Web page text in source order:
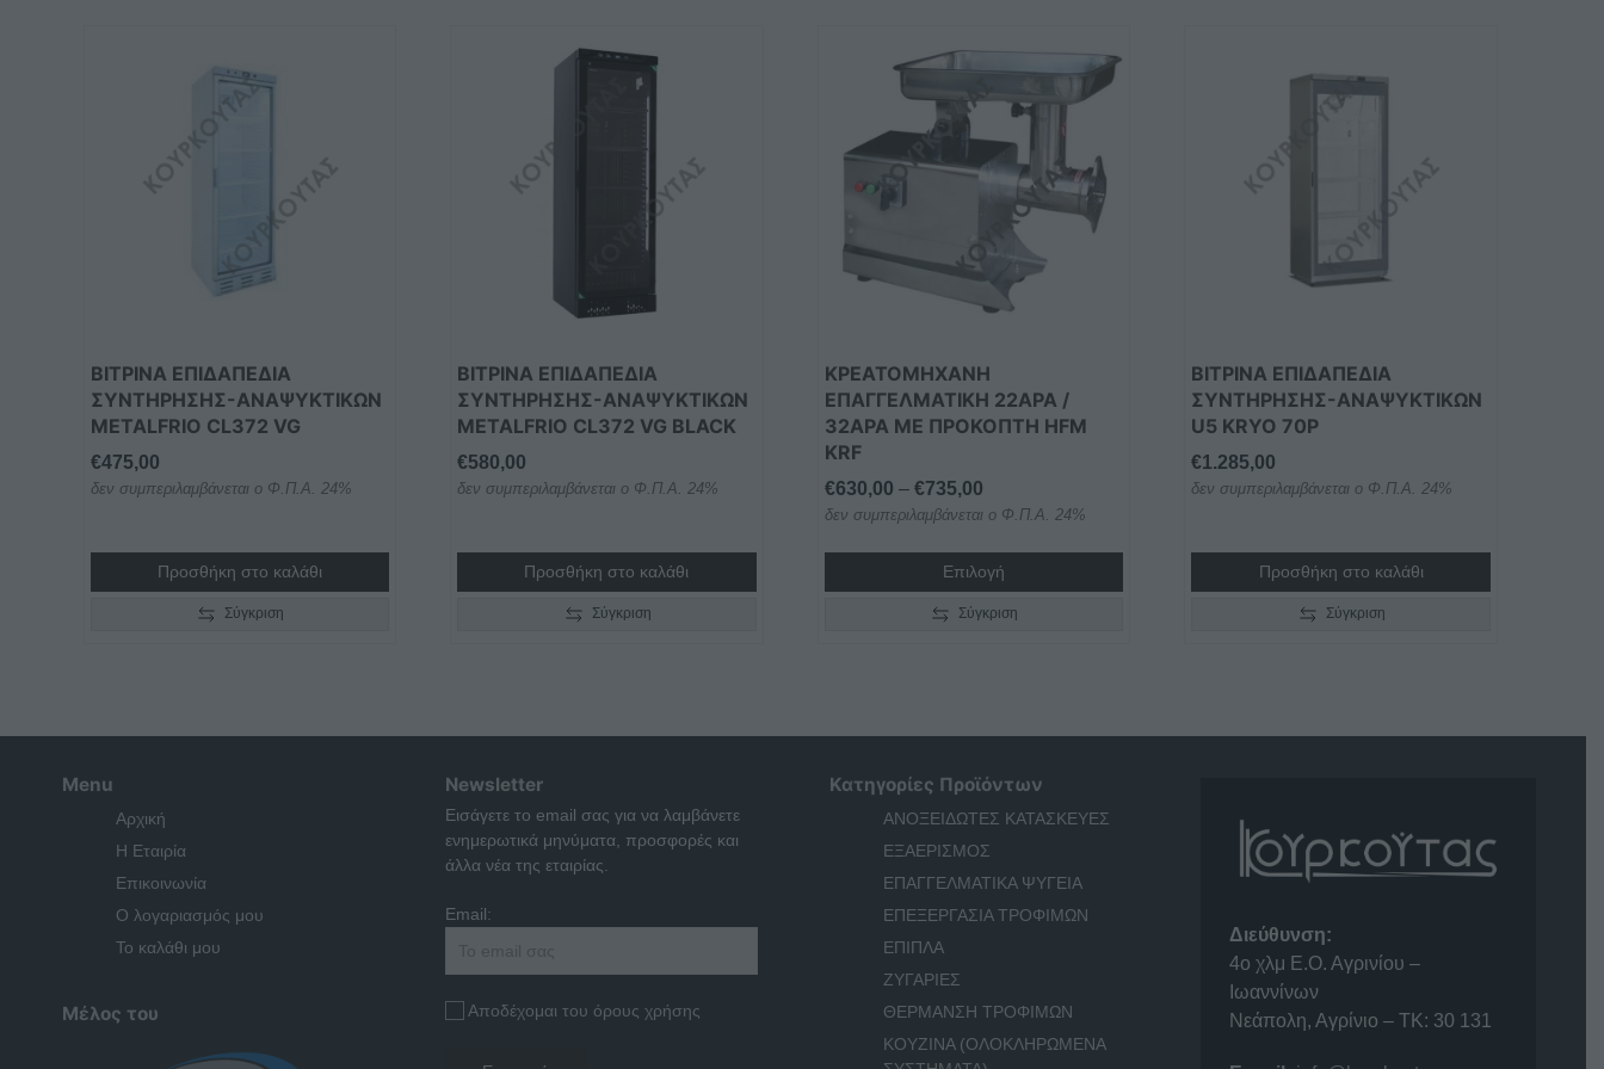
ΒΙΤΡΙΝΑ ΕΠΙΔΑΠΕΔΙΑ
ΣΥΝΤΗΡΗΣΗΣ-ΑΝΑΨΥΚΤΙΚΩΝ
METALFRIO CL372 VG
€475,00
δεν συμπεριλαμβάνεται ο Φ.Π.Α. 24%
Προσθήκη στο καλάθι
Σύγκριση
ΒΙΤΡΙΝΑ ΕΠΙΔΑΠΕΔΙΑ
ΣΥΝΤΗΡΗΣΗΣ-ΑΝΑΨΥΚΤΙΚΩΝ
METALFRIO CL372 VG BLACK
€580,00
δεν συμπεριλαμβάνεται ο Φ.Π.Α. 24%
Προσθήκη στο καλάθι
Σύγκριση
ΚΡΕΑΤΟΜΗΧΑΝΗ
ΕΠΑΓΓΕΛΜΑΤΙΚΗ 22ΑΡΑ /
32ΑΡΑ ΜΕ ΠΡΟΚΟΠΤΗ HFM
KRF
€630,00 – €735,00Price
range:
through
δεν συμπεριλαμβάνεται ο Φ.Π.Α. 24%
Επιλογή
πολλαπλές
παραλλαγές.
επιλογές
μπορούν
σελίδα
του
προϊόντος
Σύγκριση
ΒΙΤΡΙΝΑ ΕΠΙΔΑΠΕΔΙΑ
ΣΥΝΤΗΡΗΣΗΣ-ΑΝΑΨΥΚΤΙΚΩΝ
U5 KRYO 70P
€1.285,00
δεν συμπεριλαμβάνεται ο Φ.Π.Α. 24%
Προσθήκη στο καλάθι
Σύγκριση
Menu
Αρχική
Η Εταιρία
Επικοινωνία
Ο λογαριασμός μου
Το καλάθι μου
Μέλος του
Newsletter
Εισάγετε το email σας για να λαμβάνετε
ενημερωτικά μηνύματα, προσφορές και
άλλα νέα της εταιρίας.
Email:
Αποδέχομαι του όρους χρήσης
Κατηγορίες Προϊόντων
ΑΝΟΞΕΙΔΩΤΕΣ ΚΑΤΑΣΚΕΥΕΣ
ΕΞΑΕΡΙΣΜΟΣ
ΕΠΑΓΓΕΛΜΑΤΙΚΑ ΨΥΓΕΙΑ
ΕΠΕΞΕΡΓΑΣΙΑ ΤΡΟΦΙΜΩΝ
ΕΠΙΠΛΑ
ΖΥΓΑΡΙΕΣ
ΘΕΡΜΑΝΣΗ ΤΡΟΦΙΜΩΝ
ΚΟΥΖΙΝΑ (ΟΛΟΚΛΗΡΩΜΕΝΑ
Διεύθυνση:
4o χλμ Ε.Ο. Αγρινίου –
Ιωαννίνων
Νεάπολη, Αγρίνιο – ΤΚ: 30 131